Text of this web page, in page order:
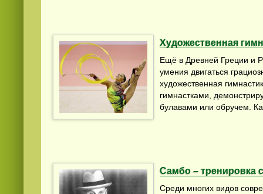
Художественная
Ещё в Древней Греции и
умения двигаться
художественная
гимнастками,
булавами или обручем.
Самбо – тренировка
Среди многих видов